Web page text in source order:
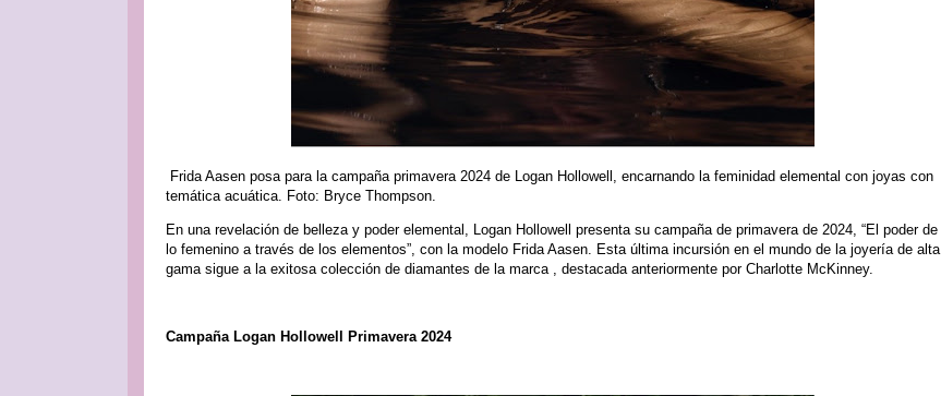
Frida Aasen posa para la campaña primavera 2024 de Logan Hollowell, encarnando la feminidad elemental con joyas con
temática acuática. Foto: Bryce Thompson.
En una revelación de belleza y poder elemental, Logan Hollowell presenta su campaña de primavera de 2024, “El poder de
lo femenino a través de los elementos”, con la modelo Frida Aasen. Esta última incursión en el mundo de la joyería de alta
gama sigue a la exitosa colección de diamantes de la marca , destacada anteriormente por Charlotte McKinney.
Campaña Logan Hollowell Primavera 2024